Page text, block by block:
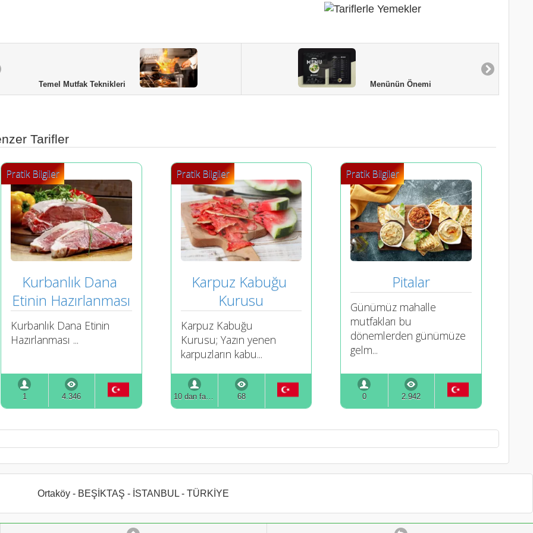
Temel Mutfak Teknikleri Menünün Önemi
Tarifler
Kurbanlık Dana
Etinin Hazırlanması
Kurbanlık Dana Etinin
Hazırlanması ...
Pratik Bilgiler
1 4.346
Karpuz Kabuğu
Kurusu
Karpuz Kabuğu
Kurusu; Yazın yenen
karpuzların kabu...
Pratik Bilgiler
10 dan fazla 68
Pitalar
Günümüz mahalle
mutfakları bu
dönemlerden günümüze
gelm...
Pratik Bilgiler
0 2.942
Ortaköy - BEŞİKTAŞ - İSTANBUL - TÜRKİYE